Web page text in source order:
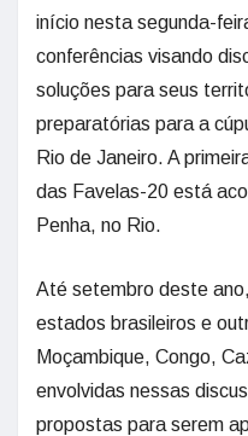
início nesta segunda-
conferências visando
soluções para seus
preparatórias para a
Rio de Janeiro. A
das Favelas-20 está
Penha, no Rio.
Até setembro deste
estados brasileiros e
Moçambique, Congo,
envolvidas nessas
propostas para serem